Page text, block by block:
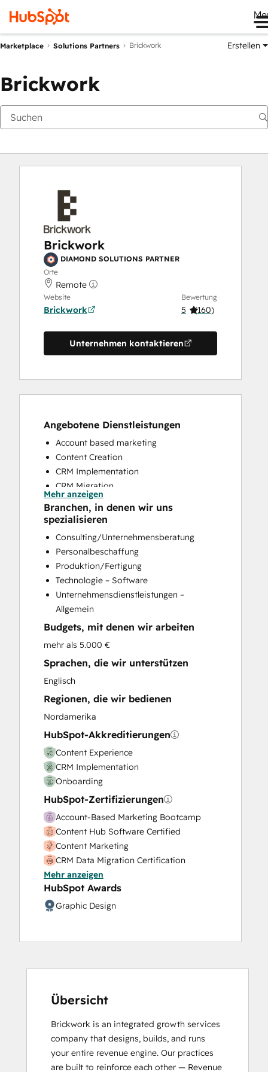
Marketplace Solutions Partners Brickwork Erstellen
Brickwork
Brickwork
DIAMOND SOLUTIONS PARTNER
Orte
Remote
Website
Brickwork
Bewertung
5 (160)
Unternehmen kontaktieren
Angebotene Dienstleistungen
Account based marketing
Content Creation
CRM Implementation
CRM Migration
Custom API Integrations
Customer Marketing
Email Marketing
Full Inbound Marketing Services
Knowledge Base Development
Paid Advertising
Programmable Automation
Sales and Marketing Alignment
Sales Coaching and Training
Sales Enablement
Search Engine Optimization
Video Production
Website Design
Website Development
Website Migration
Mehr anzeigen
Branchen, in denen wir uns
spezialisieren
Consulting/Unternehmensberatung
Personalbeschaffung
Produktion/Fertigung
Technologie – Software
Unternehmensdienstleistungen –
Allgemein
Budgets, mit denen wir arbeiten
mehr als 5.000 €
Sprachen, die wir unterstützen
Englisch
Regionen, die wir bedienen
Nordamerika
HubSpot-Akkreditierungen
Content Experience
CRM Implementation
Onboarding
HubSpot-Zertifizierungen
Account-Based Marketing Bootcamp
Content Hub Software Certified
Content Marketing
CRM Data Migration Certification
Data Integrations Certification
Digital Advertising
Digital Marketing
HubSpot Marketing Hub Software
Certification
HubSpot Reporting
HubSpot Sales Hub Software
Certification
Mehr anzeigen
HubSpot Awards
Graphic Design
Übersicht
Brickwork is an integrated growth services
company that designs, builds, and runs
your entire revenue engine. Our practices
are built to reinforce each other — Revenue